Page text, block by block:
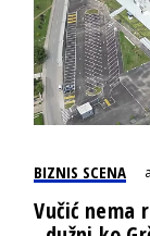
BIZNIS SCENA
Vučić nema